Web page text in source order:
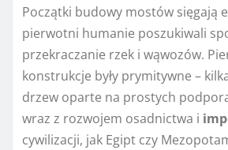
Początki budowy mostów sięgają
pierwotni humanie poszukiwali
przekraczanie rzek i wąwozów.
konstrukcje były prymitywne –
drzew oparte na prostych
wraz z rozwojem osadnictwa i
cywilizacji, jak Egipt czy